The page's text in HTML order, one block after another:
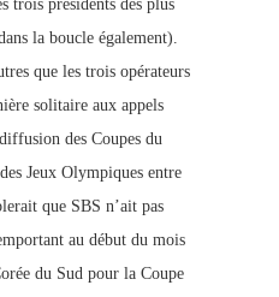
trois présidents des plus
la boucle également).
que les trois opérateurs
solitaire aux appels
des Coupes du
Jeux Olympiques entre
que SBS n’ait pas
au début du mois
du Sud pour la Coupe